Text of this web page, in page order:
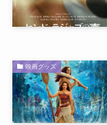
映画グッズ